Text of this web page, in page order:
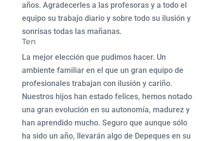
años. Agradecerles a las profesoras y a todo el
equipo su trabajo diario y sobre todo su ilusión y
sonrisas todas las mañanas.
Ten
La mejor elección que pudimos hacer. Un
ambiente familiar en el que un gran equipo de
profesionales trabajan con ilusión y cariño.
Nuestros hijos han estado felices, hemos notado
una gran evolución en su autonomía, madurez y
han aprendido mucho. Seguro que aunque sólo
ha sido un año, llevarán algo de Depeques en su